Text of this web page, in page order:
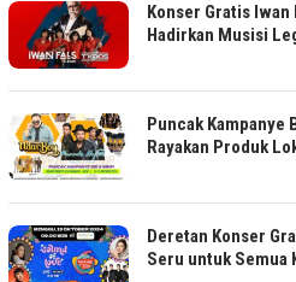
Konser Gratis
Hadirkan Musisi
Puncak Kampanye
Rayakan Produk
Deretan Konser
Seru untuk Semua